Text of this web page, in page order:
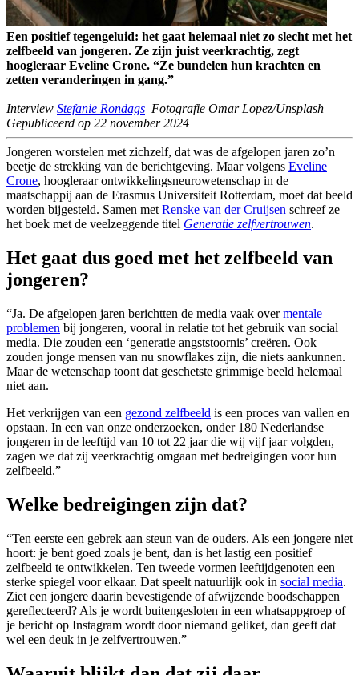
Een positief tegengeluid: het gaat helemaal niet zo slecht met het
zelfbeeld van jongeren. Ze zijn juist veerkrachtig, zegt
hoogleraar Eveline Crone. “Ze bundelen hun krachten en
zetten veranderingen in gang.”
Interview Stefanie Rondags Fotografie Omar Lopez/Unsplash
Gepubliceerd op 22 november 2024
Jongeren worstelen met zichzelf, dat was de afgelopen jaren zo’n
beetje de strekking van de berichtgeving. Maar volgens Eveline
Crone, hoogleraar ontwikkelingsneurowetenschap in de
maatschappij aan de Erasmus Universiteit Rotterdam, moet dat beeld
worden bijgesteld. Samen met Renske van der Cruijsen schreef ze
het boek met de veelzeggende titel Generatie zelfvertrouwen.
Het gaat dus goed met het zelfbeeld van
jongeren?
“Ja. De afgelopen jaren berichtten de media vaak overmentale
problemen bij jongeren, vooral in relatie tot het gebruik van social
media. Die zouden een ‘generatie angststoornis’ creëren. Ook
zouden jonge mensen van nu snowflakes zijn, die niets aankunnen.
Maar de wetenschap toont dat geschetste grimmige beeld helemaal
niet aan.
Het verkrijgen van een gezond zelfbeeld is een proces van vallen en
opstaan. In een van onze onderzoeken, onder 180 Nederlandse
jongeren in de leeftijd van 10 tot 22 jaar die wij vijf jaar volgden,
zagen we dat zij veerkrachtig omgaan met bedreigingen voor hun
zelfbeeld.”
Welke bedreigingen zijn dat?
“Ten eerste een gebrek aan steun van de ouders. Als een jongere niet
hoort: je bent goed zoals je bent, dan is het lastig een positief
zelfbeeld te ontwikkelen. Ten tweede vormen leeftijdgenoten een
sterke spiegel voor elkaar. Dat speelt natuurlijk ook in social media.
Ziet een jongere daarin bevestigende of afwijzende boodschappen
gereflecteerd? Als je wordt buitengesloten in een whatsappgroep of
je bericht op­ ­Instagram wordt door niemand ­geliket, dan geeft dat
wel een deuk in je zelfvertrouwen.”